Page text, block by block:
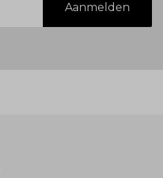
Aanmelden